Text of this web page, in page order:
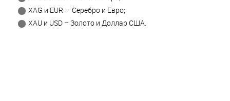
XAG и EUR — Серебро и Евро;
XAU и USD – Золото и Доллар США.